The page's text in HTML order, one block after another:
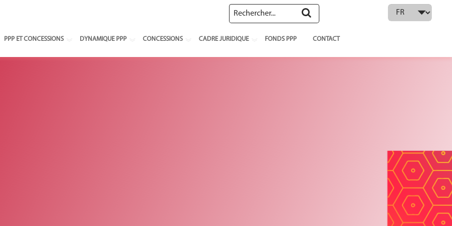
Select your language
PPP ET CONCESSIONS DYNAMIQUE PPP CONCESSIONS CADRE JURIDIQUE FONDS PPP CONTACT